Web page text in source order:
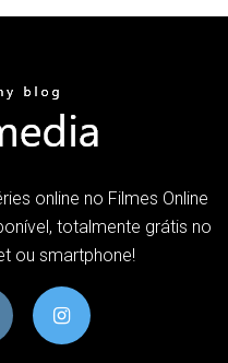
online no Filmes Online
totalmente grátis no
ou smartphone!